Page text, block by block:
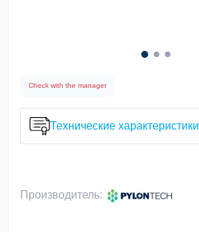
Check with the manager
Технические характеристики
Производитель: